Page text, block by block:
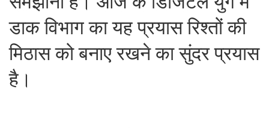
डाक विभाग का यह प्रयास रिश्तों की
मिठास को बनाए रखने का सुंदर प्रयास
है।